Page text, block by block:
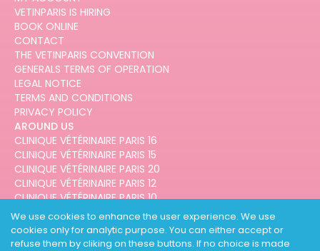
We use cookies to enhance the user experience. We use
cookies only for analytic purpose. You can either accept or
refuse them by cliking on these buttons. If no choice is made
VETINPARIS IS HIRING
BOOK ONLINE
CONTACT
THE VETINPARIS CONVENTION
GENERALS TERMS OF OPERATION
LEGAL NOTICE
TERMS AND CONDITIONS
PRIVACY POLICY
AROUND US
CLINIQUE VÉTÉRINAIRE PARIS 16
CLINIQUE VÉTÉRINAIRE PARIS 15
CLINIQUE VÉTÉRINAIRE PARIS 20
CLINIQUE VÉTÉRINAIRE PARIS 12
CLINIQUE VÉTÉRINAIRE PARIS 10
CLINIQUE VÉTÉRINAIRE PARIS 3